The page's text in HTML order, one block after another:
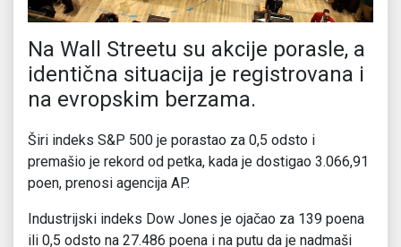
Na Wall Streetu su akcije porasle, a
identična situacija je registrovana i
na evropskim berzama.
Širi indeks S&P 500 je porastao za 0,5 odsto i
premašio je rekord od petka, kada je dostigao 3.066,91
poen, prenosi agencija AP.
Industrijski indeks Dow Jones je ojačao za 139 poena
ili 0,5 odsto na 27.486 poena i na putu da je nadmaši